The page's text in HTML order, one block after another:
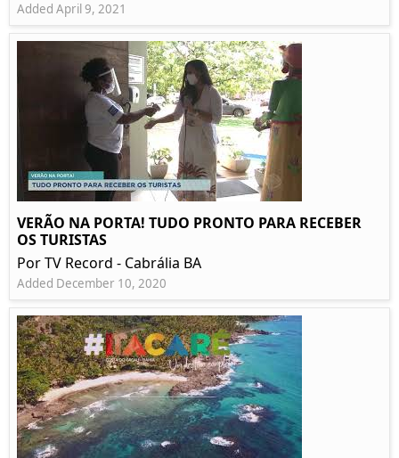
Added April 9, 2021
VERÃO NA PORTA! TUDO PRONTO PARA RECEBER
OS TURISTAS
Por TV Record - Cabrália BA
Added December 10, 2020